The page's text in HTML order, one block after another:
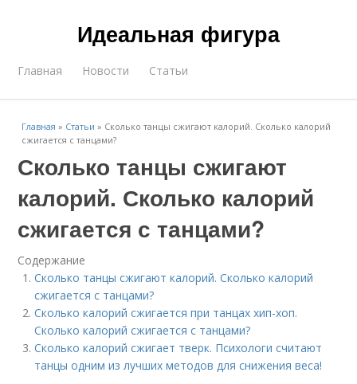
Идеальная фигура
Главная Новости Статьи
Главная » Статьи » Сколько танцы сжигают калорий. Сколько калорий
сжигается с танцами?
Сколько танцы сжигают
калорий. Сколько калорий
сжигается с танцами?
Содержание
Сколько танцы сжигают калорий. Сколько калорий
сжигается с танцами?
Сколько калорий сжигается при танцах хип-хоп.
Сколько калорий сжигается с танцами?
Сколько калорий сжигает тверк. Психологи считают
танцы одним из лучших методов для снижения веса!